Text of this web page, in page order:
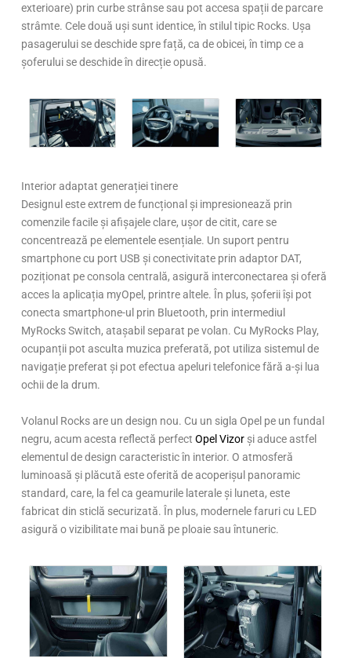
exterioare) prin curbe strânse sau pot accesa spații de parcare
strâmte. Cele două uși sunt identice, în stilul tipic Rocks. Ușa
pasagerului se deschide spre față, ca de obicei, în timp ce a
șoferului se deschide în direcție opusă.
Interior adaptat generației tinere
Designul este extrem de funcțional și impresionează prin
comenzile facile și afișajele clare, ușor de citit, care se
concentrează pe elementele esențiale. Un suport pentru
smartphone cu port USB și conectivitate prin adaptor DAT,
poziționat pe consola centrală, asigură interconectarea și oferă
acces la aplicația myOpel, printre altele. În plus, șoferii își pot
conecta smartphone-ul prin Bluetooth, prin intermediul
MyRocks Switch, atașabil separat pe volan. Cu MyRocks Play,
ocupanții pot asculta muzica preferată, pot utiliza sistemul de
navigație preferat și pot efectua apeluri telefonice fără a-și lua
ochii de la drum.
Volanul Rocks are un design nou. Cu un sigla Opel pe un fundal
negru, acum acesta reflectă perfectOpel Vizor și aduce astfel
elementul de design caracteristic în interior. O atmosferă
luminoasă și plăcută este oferită de acoperișul panoramic
standard, care, la fel ca geamurile laterale și luneta, este
fabricat din sticlă securizată. În plus, modernele faruri cu LED
asigură o vizibilitate mai bună pe ploaie sau întuneric.